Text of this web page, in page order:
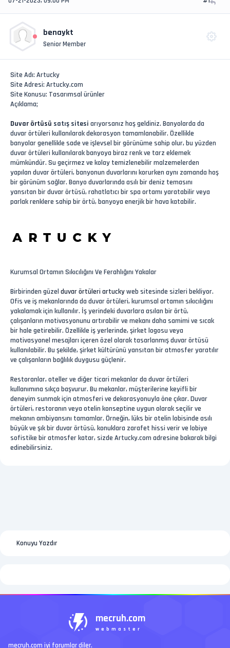
benaykt
Senior Member
Site Adı: Artucky
Site Adresi: Artucky.com
Site Konusu: Tasarımsal ürünler
Açıklama;
Duvar örtüsü satış sitesi arıyorsanız hoş geldiniz. Banyolarda da
duvar örtüleri kullanılarak dekorasyon tamamlanabilir. Özellikle
banyolar genellikle sade ve işlevsel bir görünüme sahip olur, bu yüzden
duvar örtüleri kullanılarak banyoya biraz renk ve tarz eklemek
mümkündür. Su geçirmez ve kolay temizlenebilir malzemelerden
yapılan duvar örtüleri, banyonun duvarlarını korurken aynı zamanda hoş
bir görünüm sağlar. Banyo duvarlarında asılı bir deniz temasını
yansıtan bir duvar örtüsü, rahatlatıcı bir spa ortamı yaratabilir veya
parlak renklere sahip bir örtü, banyoya enerjik bir hava katabilir.
Kurumsal Ortamın Sıkıcılığını Ve Ferahlığını Yakalar
Birbirinden güzel duvar örtüleri artuckyweb sitesinde sizleri bekliyor.
Ofis ve iş mekanlarında da duvar örtüleri, kurumsal ortamın sıkıcılığını
yakalamak için kullanılır. İş yerindeki duvarlara asılan bir örtü,
çalışanların motivasyonunu artırabilir ve mekanı daha samimi ve sıcak
bir hale getirebilir. Özellikle iş yerlerinde, şirket logosu veya
motivasyonel mesajları içeren özel olarak tasarlanmış duvar örtüsü
kullanılabilir. Bu şekilde, şirket kültürünü yansıtan bir atmosfer yaratılır
ve çalışanların bağlılık duygusu güçlenir.
Restoranlar, oteller ve diğer ticari mekanlar da duvar örtüleri
kullanımına sıkça başvurur. Bu mekanlar, müşterilerine keyifli bir
deneyim sunmak için atmosferi ve dekorasyonuyla öne çıkar. Duvar
örtüleri, restoranın veya otelin konseptine uygun olarak seçilir ve
mekanın ambiyansını tamamlar. Örneğin, lüks bir otelin lobisinde asılı
büyük ve şık bir duvar örtüsü, konuklara zarafet hissi verir ve lobiye
sofistike bir atmosfer katar, sizde Artucky.com adresine bakarak bilgi
edinebilirsiniz.
Konuyu Yazdır
mecruh.com
webmaster
mecruh.com iyi forumlar diler.